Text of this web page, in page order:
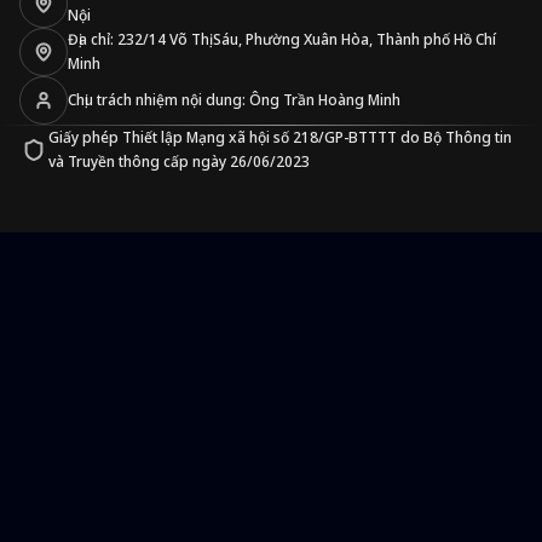
Nội
Địa chỉ: 232/14 Võ Thị Sáu, Phường Xuân Hòa, Thành phố Hồ Chí
Minh
Chịu trách nhiệm nội dung: Ông Trần Hoàng Minh
Giấy phép Thiết lập Mạng xã hội số 218/GP-BTTTT do Bộ Thông tin
và Truyền thông cấp ngày 26/06/2023